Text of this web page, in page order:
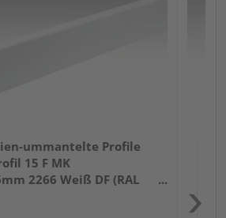
ummantelte Profile
15 F MK
2266 Weiß DF (RAL